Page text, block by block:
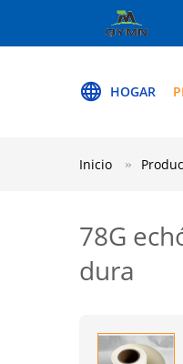
HOGAR
Inicio
78G
dura